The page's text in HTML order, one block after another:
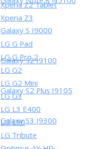
Galaxy S I9000
Galaxy S2 I9100
Galaxy S2 Plus I9105
Galaxy S3 I9300
Xperia Z2 Tablet
Xperia Z3
LG G Pad
LG G Pro 2
LG G2
LG G2 Mini
LG G3
LG L3 E400
LG L90
LG Tribute